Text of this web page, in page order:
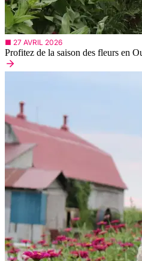
■ 27 AVRIL 2026
Profitez de la saison des fleurs en